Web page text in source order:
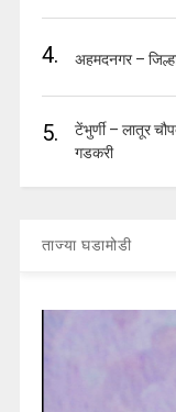
4. अहमदनगर – जिल्हा
5.
टेंभुर्णी – लातूर
गडकरी
ताज्या घडामोडी